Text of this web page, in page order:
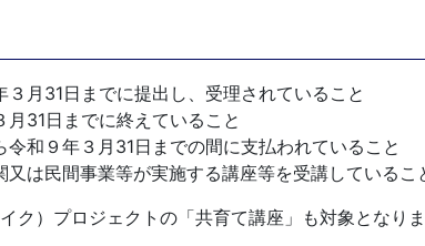
月31日までに提出し、受理されていること
31日までに終えていること
和９年３月31日までの間に支払われていること
は民間事業等が実施する講座等を受講しているこ
ク）プロジェクトの「共育て講座」も対象となり